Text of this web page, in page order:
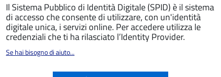
Il Sistema Pubblico di Identità Digitale (SPID) è il sistema
di accesso che consente di utilizzare, con un'identità
digitale unica, i servizi online. Per accedere utilizza le
credenziali che ti ha rilasciato l’Identity Provider.
Se hai bisogno di aiuto...